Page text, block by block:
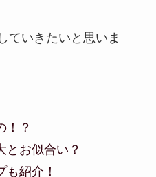
ていきたいと思いま
！？
とお似合い？
紹介！